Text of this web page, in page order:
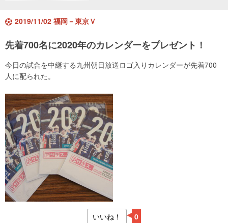
2019/11/02 福岡－東京Ｖ
先着700名に2020年のカレンダーをプレゼント！
今日の試合を中継する九州朝日放送ロゴ入りカレンダーが先着700
人に配られた。
いいね！ 0